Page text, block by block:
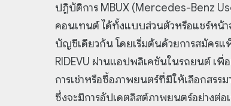
ปฏิบัติการ MBUX (Mercedes-Benz
คอนเทนต์ ได้ทั้งแบบส่วนตัวหรือแชร์หน้
บัญชีเดียวกัน โดยเริ่มต้นด้วยการสมัครแ
RIDEVU ผ่านแอปพลิเคชันในรถยนต์ เ
การเช่าหรือซื้อภาพยนตร์ที่มีให้เลือกสรร
ซึ่งจะมีการอัปเดตลิสต์ภาพยนตร์อย่างต่อ